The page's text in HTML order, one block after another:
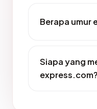
Berapa umur
Siapa yang
express.com?